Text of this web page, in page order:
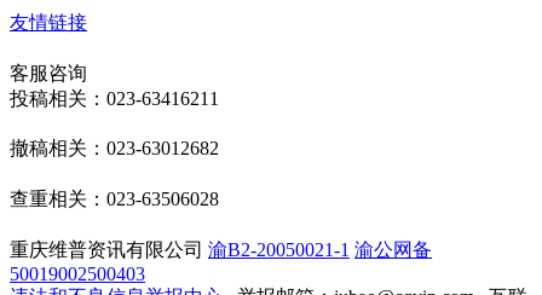
友情链接
客服咨询
投稿相关：023-63416211
撤稿相关：023-63012682
查重相关：023-63506028
重庆维普资讯有限公司 渝B2-20050021-1 渝公网备
50019002500403